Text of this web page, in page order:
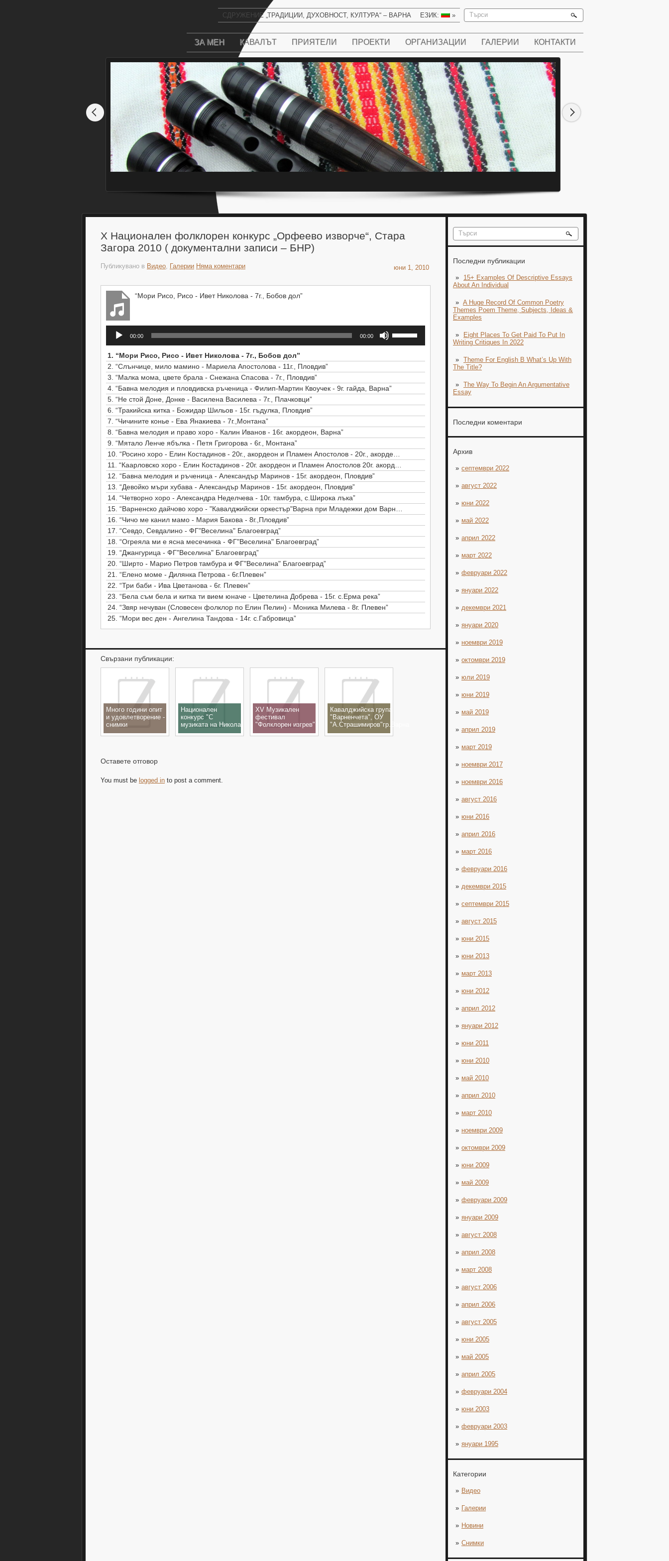
СДРУЖЕНИЕ „ТРАДИЦИИ, ДУХОВНОСТ, КУЛТУРА“ – ВАРНА ЕЗИК: »
ЗА МЕН КАВАЛЪТ ПРИЯТЕЛИ ПРОЕКТИ ОРГАНИЗАЦИИ ГАЛЕРИИ КОНТАКТИ
Последни публикации
15+ Examples Of Descriptive Essays
About An Individual
A Huge Record Of Common Poetry
Themes Poem Theme, Subjects, Ideas &
Examples
Eight Places To Get Paid To Put In
Writing Critiques In 2022
Theme For English B What’s Up With
The Title?
The Way To Begin An Argumentative
Essay
Последни коментари
Архив
септември 2022
август 2022
юни 2022
май 2022
април 2022
март 2022
февруари 2022
януари 2022
декември 2021
януари 2020
ноември 2019
октомври 2019
юли 2019
юни 2019
май 2019
април 2019
март 2019
ноември 2017
ноември 2016
август 2016
юни 2016
април 2016
март 2016
февруари 2016
декември 2015
септември 2015
август 2015
юни 2015
юни 2013
март 2013
юни 2012
април 2012
януари 2012
юни 2011
юни 2010
май 2010
април 2010
март 2010
ноември 2009
октомври 2009
юни 2009
май 2009
февруари 2009
януари 2009
август 2008
април 2008
март 2008
август 2006
април 2006
август 2005
юни 2005
май 2005
април 2005
февруари 2004
юни 2003
февруари 2003
януари 1995
Категории
Видео
Галерии
Новини
Снимки
X Национален фолклорен конкурс „Орфеево изворче“, Стара
Загора 2010 ( документални записи – БНР)
юни 1, 2010
Публикувано в Видео, Галерии Няма коментари
“Мори Рисо, Рисо - Ивет Николова - 7г., Бобов дол”
Аудио
00:00 00:00
Надолу
за
да
увеличите
или
1. “Мори Рисо, Рисо - Ивет Николова - 7г., Бобов дол”
2. “Слънчице, мило мамино - Мариела Апостолова - 11г., Пловдив”
3. “Малка мома, цвете брала - Снежана Спасова - 7г., Пловдив”
4. “Бавна мелодия и пловдивска ръченица - Филип-Мартин Квоучек - 9г. гайда, Варна”
5. “Не стой Доне, Донке - Василена Василева - 7г., Плачковци”
6. “Тракийска китка - Божидар Шильов - 15г. гъдулка, Пловдив”
7. “Чичините конье - Ева Янакиева - 7г.,Монтана”
8. “Бавна мелодия и право хоро - Калин Иванов - 16г. акордеон, Варна”
9. “Мятало Ленче ябълка - Петя Григорова - 6г., Монтана”
10. “Росино хоро - Елин Костадинов - 20г., акордеон и Пламен Апостолов - 20г., акордеон, Пловдив”
11. “Каарловско хоро - Елин Костадинов - 20г. акордеон и Пламен Апостолов 20г. акордеон, Пловдив”
12. “Бавна мелодия и ръченица - Александър Маринов - 15г. акордеон, Пловдив”
13. “Девойко мъри хубава - Александър Маринов - 15г. акордеон, Пловдив”
14. “Четворно хоро - Александра Неделчева - 10г. тамбура, с.Широка лъка”
15. “Варненско дайчово хоро - "Кавалджийски оркестър"Варна при Младежки дом Варна рък.Н.Докторов”
16. “Чичо ме канил мамо - Мария Бакова - 8г.,Пловдив”
17. “Севдо, Севдалино - ФГ"Веселина" Благоевград”
18. “Огреяла ми е ясна месечинка - ФГ"Веселина" Благоевград”
19. “Джангурица - ФГ"Веселина" Благоевград”
20. “Ширто - Марио Петров тамбура и ФГ"Веселина" Благоевград”
21. “Елено моме - Дилянка Петрова - 6г.Плевен”
22. “Три баби - Ива Цветанова - 6г. Плевен”
23. “Бела съм бела и китка ти вием юначе - Цветелина Добрева - 15г. с.Ерма река”
24. “Звяр нечуван (Словесен фолклор по Елин Пелин) - Моника Милева - 8г. Плевен”
25. “Мори вес ден - Ангелина Тандова - 14г. с.Габровица”
Свързани публикации:
Много години опит
и удовлетворение -
снимки
Национален
конкурс "С
музиката на Никола
Ганчев",
XV Музикален
фестивал
"Фолклорен изгрев"
15-17.11.2019
Кавалджийска група
"Варненчета", ОУ
"А.Страшимиров"гр.Варна
- Концерт - спектакъл
Оставете отговор
You must be logged in to post a comment.